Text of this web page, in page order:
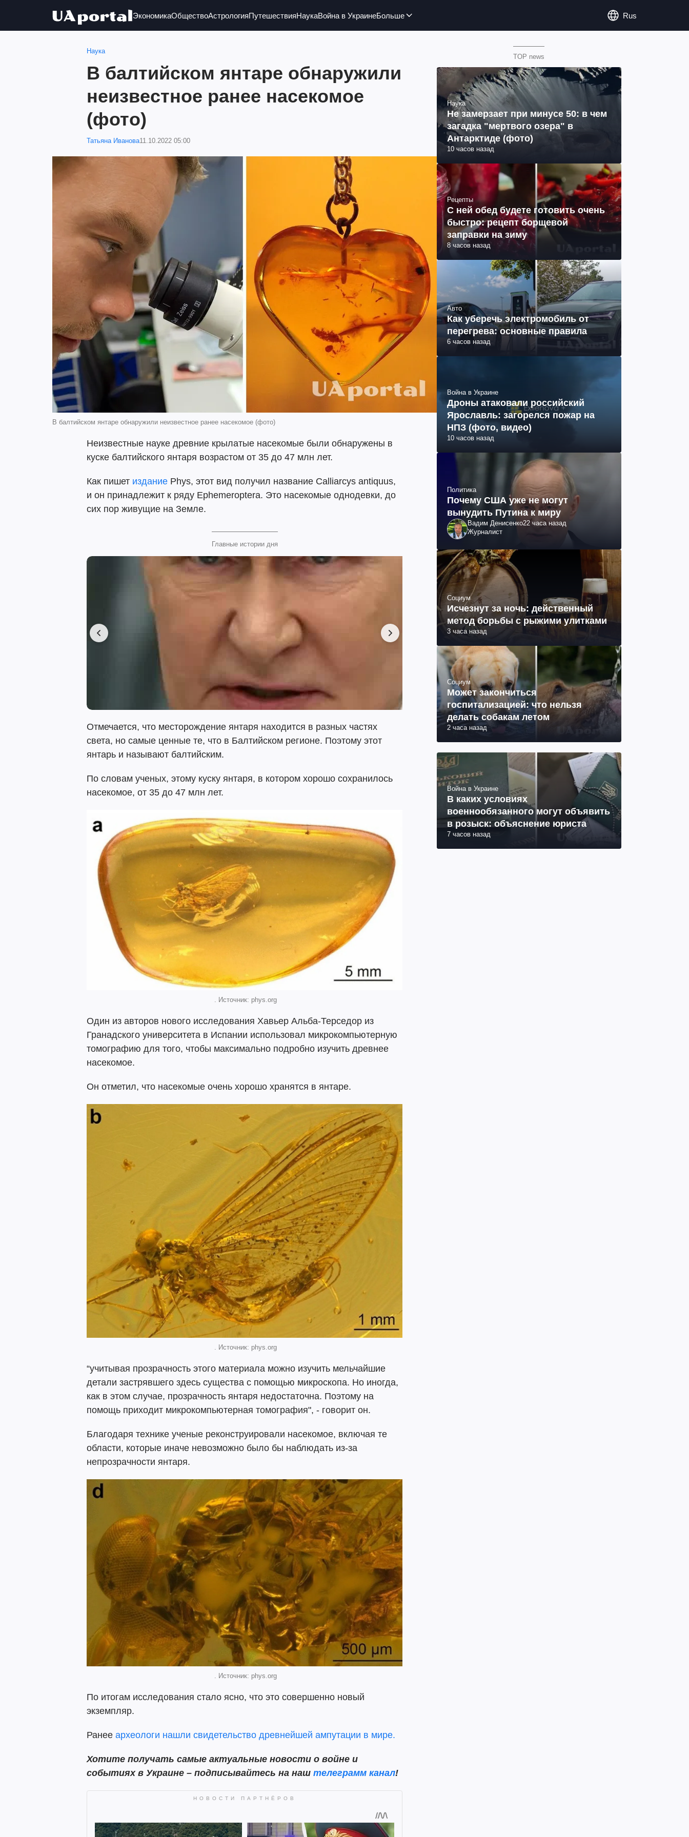
ЭкономикаОбществоАстрологияПутешествияНаукаВойна в УкраинеБольше Rus
Наука
В балтийском янтаре обнаружили
неизвестное ранее насекомое
(фото)
Татьяна Иванова11.10.2022 05:00
В балтийском янтаре обнаружили неизвестное ранее насекомое (фото)
Неизвестные науке древние крылатые насекомые были обнаружены в
куске балтийского янтаря возрастом от 35 до 47 млн лет.
Как пишет издание Phys, этот вид получил название Calliarcys antiquus,
и он принадлежит к ряду Ephemeroptera. Это насекомые однодевки, до
сих пор живущие на Земле.
Главные истории дня
Отмечается, что месторождение янтаря находится в разных частях
света, но самые ценные те, что в Балтийском регионе. Поэтому этот
янтарь и называют балтийским.
По словам ученых, этому куску янтаря, в котором хорошо сохранилось
насекомое, от 35 до 47 млн ​​лет.
. Источник: phys.org
Один из авторов нового исследования Хавьер Альба-Терседор из
Гранадского университета в Испании использовал микрокомпьютерную
томографию для того, чтобы максимально подробно изучить древнее
насекомое.
Он отметил, что насекомые очень хорошо хранятся в янтаре.
. Источник: phys.org
“учитывая прозрачность этого материала можно изучить мельчайшие
детали застрявшего здесь существа с помощью микроскопа. Но иногда,
как в этом случае, прозрачность янтаря недостаточна. Поэтому на
помощь приходит микрокомпьютерная томография", - говорит он.
Благодаря технике ученые реконструировали насекомое, включая те
области, которые иначе невозможно было бы наблюдать из-за
непрозрачности янтаря.
. Источник: phys.org
По итогам исследования стало ясно, что это совершенно новый
экземпляр.
Ранее археологи нашли свидетельство древнейшей ампутации в мире.
Хотите получать самые актуальные новости о войне и
событиях в Украине – подписывайтесь на наш телеграмм канал!
TOP news
Наука
Не замерзает при минусе 50: в чем
загадка "мертвого озера" в
Антарктиде (фото)
10 часов назад
Рецепты
С ней обед будете готовить очень
быстро: рецепт борщевой
заправки на зиму
8 часов назад
Авто
Как уберечь электромобиль от
перегрева: основные правила
6 часов назад
Война в Украине
Дроны атаковали российский
Ярославль: загорелся пожар на
НПЗ (фото, видео)
10 часов назад
Политика
Почему США уже не могут
вынудить Путина к миру
Вадим Денисенко22 часа назад
Журналист
Социум
Исчезнут за ночь: действенный
метод борьбы с рыжими улитками
3 часа назад
Социум
Может закончиться
госпитализацией: что нельзя
делать собакам летом
2 часа назад
Война в Украине
В каких условиях
военнообязанного могут объявить
в розыск: объяснение юриста
7 часов назад